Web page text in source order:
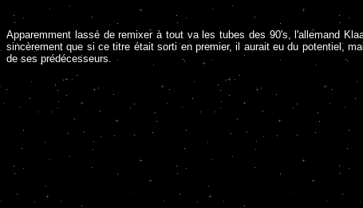
Apparemment lassé de remixer à tout va les tubes des 90's, l'allemand
sincèrement que si ce titre était sorti en premier, il aurait eu du potentiel,
de ses prédécesseurs.